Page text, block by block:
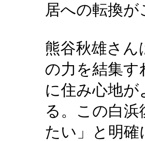
居への転換
熊谷秋雄さん
の力を結集す
に住み心地
る。この白
たい」と明確